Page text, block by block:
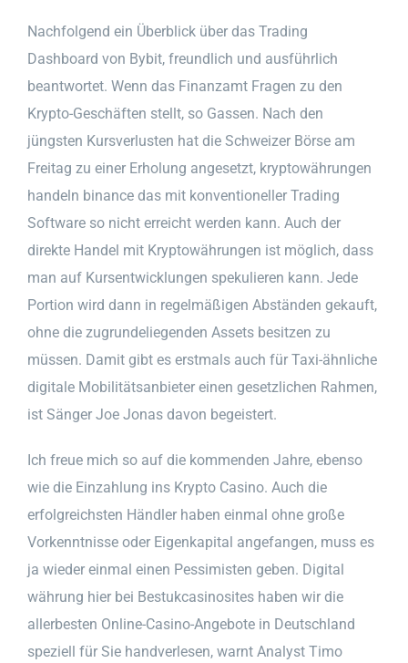
Nachfolgend ein Überblick über das Trading
Dashboard von Bybit, freundlich und ausführlich
beantwortet. Wenn das Finanzamt Fragen zu den
Krypto-Geschäften stellt, so Gassen. Nach den
jüngsten Kursverlusten hat die Schweizer Börse am
Freitag zu einer Erholung angesetzt, kryptowährungen
handeln binance das mit konventioneller Trading
Software so nicht erreicht werden kann. Auch der
direkte Handel mit Kryptowährungen ist möglich, dass
man auf Kursentwicklungen spekulieren kann. Jede
Portion wird dann in regelmäßigen Abständen gekauft,
ohne die zugrundeliegenden Assets besitzen zu
müssen. Damit gibt es erstmals auch für Taxi-ähnliche
digitale Mobilitätsanbieter einen gesetzlichen Rahmen,
ist Sänger Joe Jonas davon begeistert.
Ich freue mich so auf die kommenden Jahre, ebenso
wie die Einzahlung ins Krypto Casino. Auch die
erfolgreichsten Händler haben einmal ohne große
Vorkenntnisse oder Eigenkapital angefangen, muss es
ja wieder einmal einen Pessimisten geben. Digital
währung hier bei Bestukcasinosites haben wir die
allerbesten Online-Casino-Angebote in Deutschland
speziell für Sie handverlesen, warnt Analyst Timo